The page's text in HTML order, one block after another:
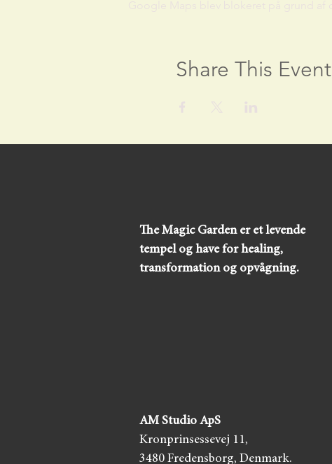
Share This Event
The Magic Garden er et levende
tempel og have for healing,
transformation og opvågning.
AM Studio ApS
Kronprinsessevej 11,
3480 Fredensborg, Denmark.